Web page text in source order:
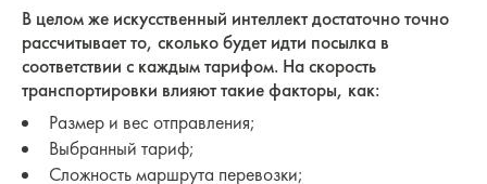
В целом же искусственный интеллект достаточно точно
рассчитывает то, сколько будет идти посылка в
соответствии с каждым тарифом. На скорость
транспортировки влияют такие факторы, как:
Размер и вес отправления;
Выбранный тариф;
Сложность маршрута перевозки;